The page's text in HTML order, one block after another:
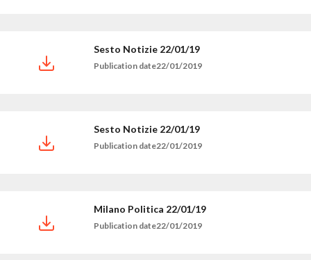
Sesto Notizie 22/01/19
Publication date22/01/2019
Sesto Notizie 22/01/19
Publication date22/01/2019
Milano Politica 22/01/19
Publication date22/01/2019